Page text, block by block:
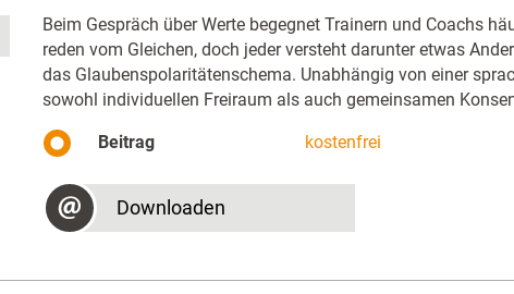
Beim Gespräch über Werte begegnet Trainern und Coachs
reden vom Gleichen, doch jeder versteht darunter etwas
das Glaubenspolaritätenschema. Unabhängig von einer
sowohl individuellen Freiraum als auch gemeinsamen
Beitrag kostenfrei
Downloaden